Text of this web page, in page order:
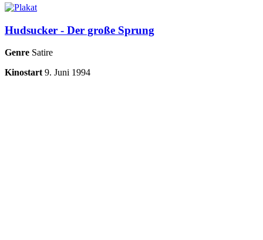
Hudsucker - Der große Sprung
Genre Satire
Kinostart 9. Juni 1994